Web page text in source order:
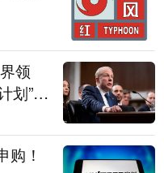
领
划”，
购！